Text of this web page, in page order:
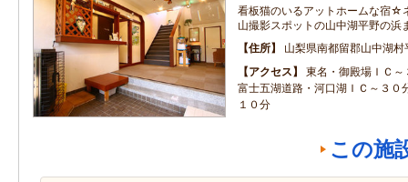
看板猫のいるアットホームな宿☆
山撮影スポットの山中湖平野の浜
住所
山梨県南都留郡山中湖
アクセス
東名・御殿場ＩＣ
富士五湖道路・河口湖ＩＣ～３０
１０分
この施